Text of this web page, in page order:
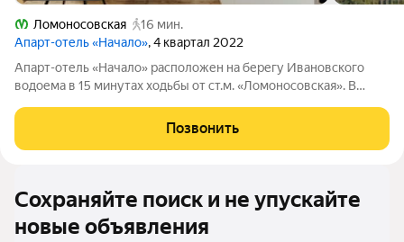
Ломоносовская
16 мин.
Апарт-отель «Начало», 4 квартал 2022
Апарт-отель «Начало» расположен на берегу Ивановского
водоема в 15 минутах ходьбы от ст.м. «Ломоносовская». В
ими, как считаете нужным: заселиться в них, сдавать в аренду
самому или с помощью
Позвонить
Сохраняйте поиск и не упускайте
новые объявления